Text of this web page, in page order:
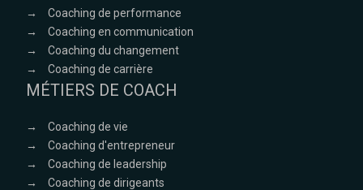
→
Coaching de performance
→
Coaching en communication
→
Coaching du changement
→
Coaching de carrière
MÉTIERS DE COACH
→
Coaching de vie
→
Coaching d'entrepreneur
→
Coaching de leadership
→
Coaching de dirigeants